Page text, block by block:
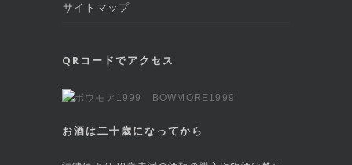
サイトマップ
QRコードでアクセス
お酒は二十歳になってから